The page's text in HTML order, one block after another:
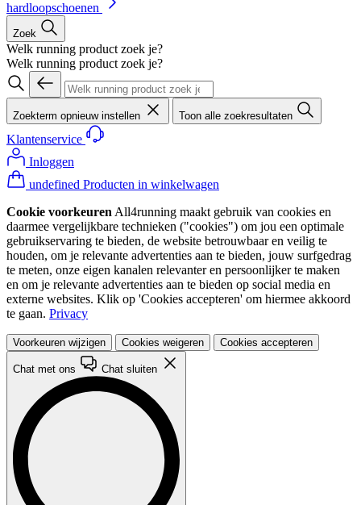
hardloopschoenen
Zoek
Welk running product zoek je?
Welk running product zoek je?
Zoekterm opnieuw instellen Toon alle zoekresultaten
Klantenservice
Inloggen
undefined Producten in winkelwagen
Cookie voorkeuren All4running maakt gebruik van cookies en
daarmee vergelijkbare technieken ("cookies") om jou een optimale
gebruikservaring te bieden, de website betrouwbaar en veilig te
houden, om je relevante advertenties aan te bieden, jouw surfgedrag
te meten, onze eigen kanalen relevanter en persoonlijker te maken
en om je relevante advertenties aan te bieden op social media en
externe websites. Klik op 'Cookies accepteren' om hiermee akkoord
te gaan. Privacy
Voorkeuren wijzigen Cookies weigeren Cookies accepteren
Chat met ons Chat sluiten